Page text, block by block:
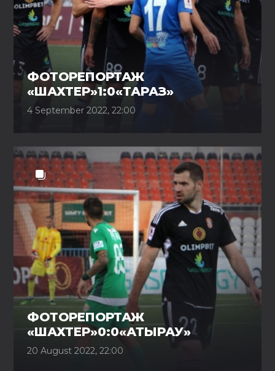
ФОТОРЕПОРТАЖ
«ШАХТЕР»1:0«ТАРАЗ»
4 September 2022, 22:00
ФОТОРЕПОРТАЖ
«ШАХТЕР»0:0«АТЫРАУ»
20 August 2022, 22:00